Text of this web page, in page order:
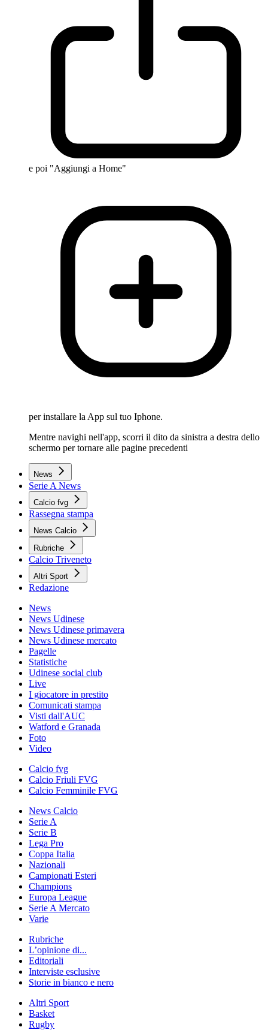
e poi "Aggiungi a Home"
per installare la App sul tuo Iphone.
Mentre navighi nell'app, scorri il dito da sinistra a destra dello
schermo per tornare alle pagine precedenti
News
Serie A News
Calcio fvg
Rassegna stampa
News Calcio
Rubriche
Calcio Triveneto
Altri Sport
Redazione
News
News Udinese
News Udinese primavera
News Udinese mercato
Pagelle
Statistiche
Udinese social club
Live
I giocatore in prestito
Comunicati stampa
Visti dall'AUC
Watford e Granada
Foto
Video
Calcio fvg
Calcio Friuli FVG
Calcio Femminile FVG
News Calcio
Serie A
Serie B
Lega Pro
Coppa Italia
Nazionali
Campionati Esteri
Champions
Europa League
Serie A Mercato
Varie
Rubriche
L’opinione di...
Editoriali
Interviste esclusive
Storie in bianco e nero
Altri Sport
Basket
Rugby